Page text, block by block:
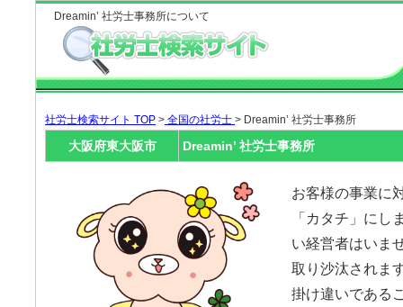
Dreamin’ 社労士事務所について
社労士検索サイト TOP > 全国の社労士 > Dreamin’ 社労士事務所
大阪府東大阪市 Dreamin’ 社労士事務所
お客様の事業に
「カタチ」にし
い経営者はいま
取り沙汰されま
掛け違いである